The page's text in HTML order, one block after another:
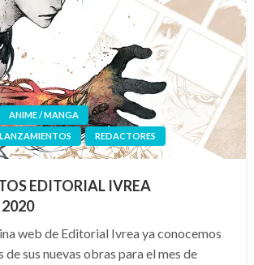
ANIME / MANGA
REDACTORES
EDITORIAL IVREA
2020
web de Editorial Ivrea ya conocemos
de sus nuevas obras para el mes de